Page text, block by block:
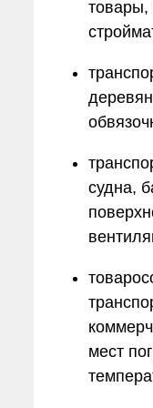
товары,
судна,
мест